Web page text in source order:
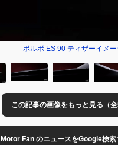
ボルボ ES 90 ティザーイメー
この記事の画像をもっと見る（全
Motor Fan のニュースをGoogle検索